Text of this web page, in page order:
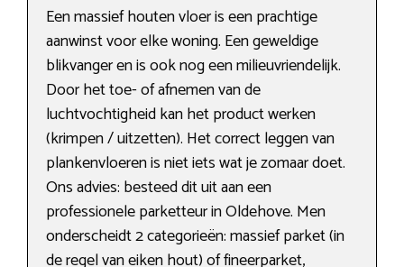
Een massief houten vloer is een prachtige
aanwinst voor elke woning. Een geweldige
blikvanger en is ook nog een milieuvriendelijk.
Door het toe- of afnemen van de
luchtvochtigheid kan het product werken
(krimpen / uitzetten). Het correct leggen van
plankenvloeren is niet iets wat je zomaar doet.
Ons advies: besteed dit uit aan een
professionele parketteur in Oldehove. Men
onderscheidt 2 categorieën: massief parket (in
de regel van eiken hout) of fineerparket,